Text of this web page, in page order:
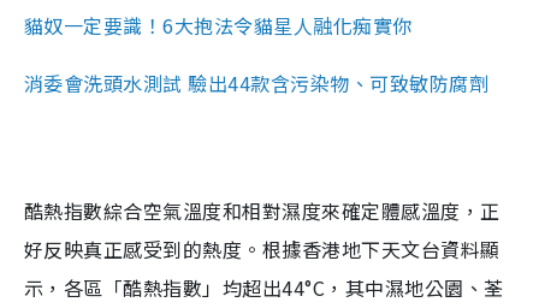
貓奴一定要識！6大抱法令貓星人融化痴實你
消委會洗頭水測試 驗出44款含污染物、可致敏防腐劑
酷熱指數綜合空氣溫度和相對濕度來確定體感溫度，正
好反映真正感受到的熱度。根據香港地下天文台資料顯
示，各區「酷熱指數」均超出44°C，其中濕地公園、荃